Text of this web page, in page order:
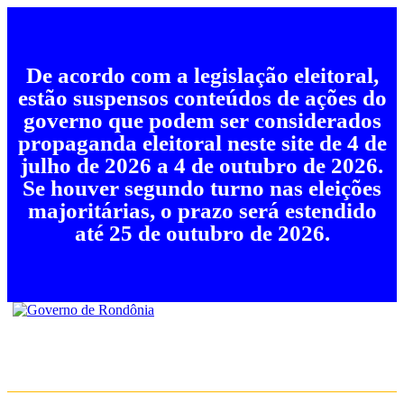
De acordo com a legislação eleitoral,
estão suspensos conteúdos de ações do
governo que podem ser considerados
propaganda eleitoral neste site de 4 de
julho de 2026 a 4 de outubro de 2026.
Se houver segundo turno nas eleições
majoritárias, o prazo será estendido
até 25 de outubro de 2026.